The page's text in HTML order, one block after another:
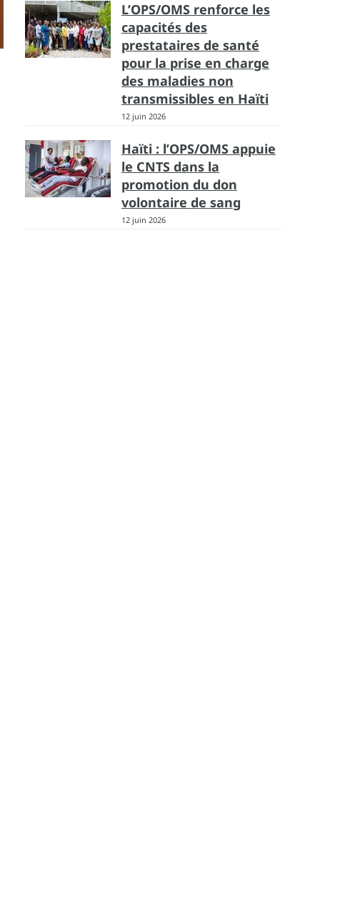
L’OPS/OMS renforce les
capacités des
prestataires de santé
pour la prise en charge
des maladies non
transmissibles en Haïti
12 juin 2026
Haïti : l’OPS/OMS appuie
le CNTS dans la
promotion du don
volontaire de sang
12 juin 2026